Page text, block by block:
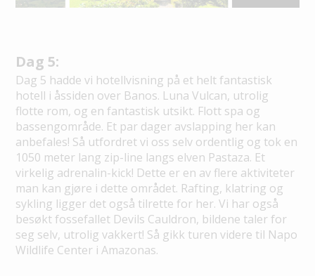
Dag 5:
Dag 5 hadde vi hotellvisning på et helt fantastisk
hotell i åssiden over Banos. Luna Vulcan, utrolig
flotte rom, og en fantastisk utsikt. Flott spa og
bassengområde. Et par dager avslapping her kan
anbefales! Så utfordret vi oss selv ordentlig og tok en
1050 meter lang zip-line langs elven Pastaza. Et
virkelig adrenalin-kick! Dette er en av flere aktiviteter
man kan gjøre i dette området. Rafting, klatring og
sykling ligger det også tilrette for her. Vi har også
besøkt fossefallet Devils Cauldron, bildene taler for
seg selv, utrolig vakkert! Så gikk turen videre til Napo
Wildlife Center i Amazonas.